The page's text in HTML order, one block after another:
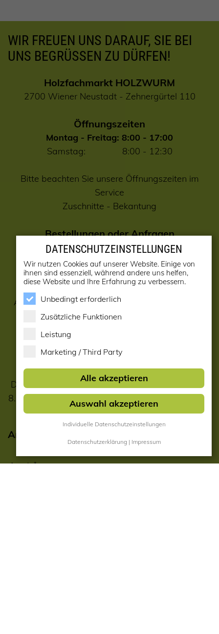
WIR FREUEN UNS DARAUF, SIE BEI
UNS BEGRÜSSEN ZU DÜRFEN!
Holzfachmarkt HOLZWURM
2700 Wiener Neustadt - Zehnergürtel 110
Öffnungszeiten
Montag - Freitag: 8:00 - 17:00
Samstag: 8:00 - 12:30
Bitte beachten Sie unsere Öffnungszeiten im
Service
Zuschnitte - Bekantung
Bestellungen oder Anfragen
E-Mail:verkauf@holzwurm.at
E-Mail:info@holzwurm.at(Büro)
Bitte hinterlassen Sie bei Bestellungen oder
Anfragen ihre Telefonnummer, damit wir Sie bei
eventuellen Rückfragen erreichen können.
Hotline:02622 21212-0
Der führende Holzfachmarkt im südlichen NÖ auf
8.000 m2, Familienbetrieb seit mehr als 85 Jahren.
Anmeldung zum Newsletter
Anrede
DATENSCHUTZEINSTELLUNGEN
Wir nutzen Cookies auf unserer Website. Einige von
ihnen sind essenziell, während andere uns helfen,
diese Website und Ihre Erfahrung zu verbessern.
Unbedingt erforderlich
Zusätzliche Funktionen
Leistung
Marketing / Third Party
Alle akzeptieren
Auswahl akzeptieren
Individuelle Datenschutzeinstellungen
Datenschutzerklärung | Impressum